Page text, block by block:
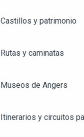
Castillos y patrimonio
Rutas y caminatas
Museos de Angers
Itinerarios y circuitos